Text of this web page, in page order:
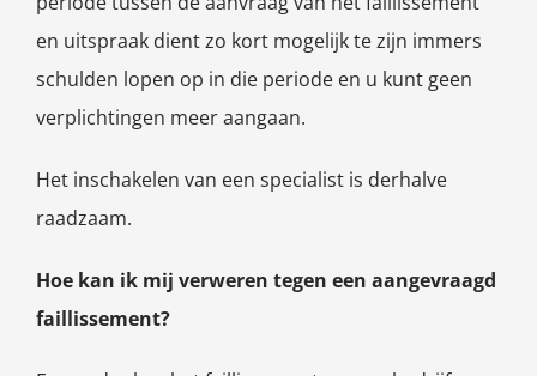
en uitspraak dient zo kort mogelijk te zijn immers
schulden lopen op in die periode en u kunt geen
verplichtingen meer aangaan.
Het inschakelen van een specialist is derhalve
raadzaam.
Hoe kan ik mij verweren tegen een aangevraagd
faillissement?